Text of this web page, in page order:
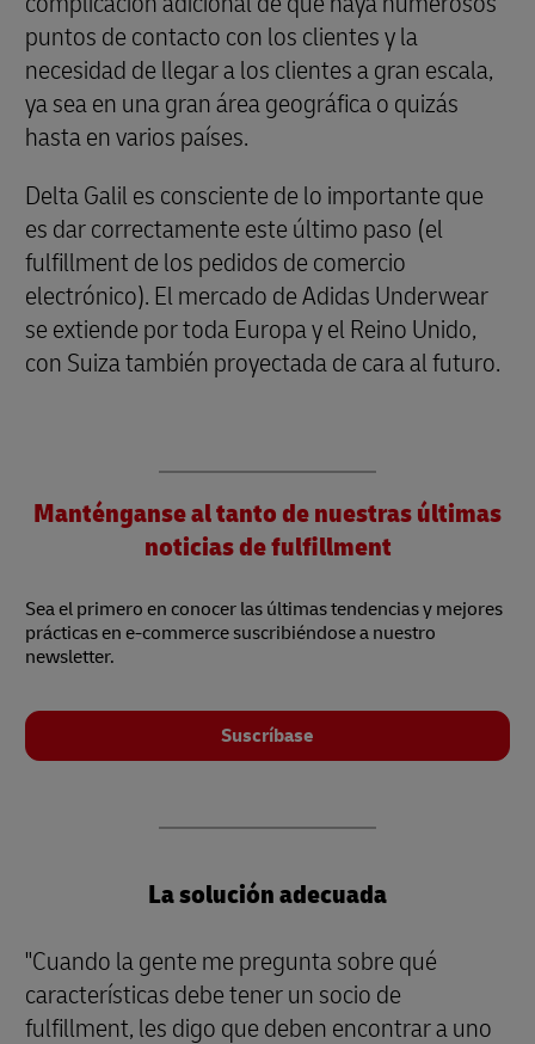
puntos de contacto con los clientes y la
necesidad de llegar a los clientes a gran escala,
ya sea en una gran área geográfica o quizás
hasta en varios países.
Delta Galil es consciente de lo importante que
es dar correctamente este último paso (el
fulfillment de los pedidos de comercio
electrónico). El mercado de Adidas Underwear
se extiende por toda Europa y el Reino Unido,
con Suiza también proyectada de cara al futuro.
Manténganse al tanto de nuestras últimas
noticias de fulfillment
Sea el primero en conocer las últimas tendencias y mejores
prácticas en e-commerce suscribiéndose a nuestro
newsletter.
Suscríbase
La solución adecuada
"Cuando la gente me pregunta sobre qué
características debe tener un socio de
fulfillment, les digo que deben encontrar a uno